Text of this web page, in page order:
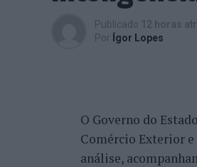
trabalho de
reconhecimento
venda do imóvel
revelou.
Publicado 12 horas
Por Ígor Lopes
O Governo do
Comércio Exterior
análise,